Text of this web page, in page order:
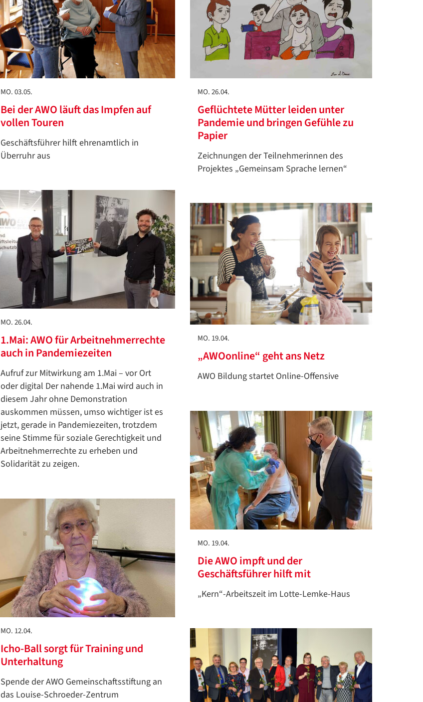
MO. 03.05.
Bei der AWO läuft das Impfen auf
vollen Touren
Geschäftsführer hilft ehrenamtlich in
Überruhr aus
MO. 26.04.
Geflüchtete Mütter leiden unter
Pandemie und bringen Gefühle zu
Papier
Zeichnungen der Teilnehmerinnen des
Projektes „Gemeinsam Sprache lernen“
MO. 26.04.
1.Mai: AWO für Arbeitnehmerrechte
auch in Pandemiezeiten
Aufruf zur Mitwirkung am 1.Mai – vor Ort
oder digital Der nahende 1.Mai wird auch in
diesem Jahr ohne Demonstration
auskommen müssen, umso wichtiger ist es
jetzt, gerade in Pandemiezeiten, trotzdem
seine Stimme für soziale Gerechtigkeit und
Arbeitnehmerrechte zu erheben und
Solidarität zu zeigen.
MO. 19.04.
„AWOonline“ geht ans Netz
AWO Bildung startet Online-Offensive
MO. 19.04.
Die AWO impft und der
Geschäftsführer hilft mit
„Kern“-Arbeitszeit im Lotte-Lemke-Haus
MO. 12.04.
Icho-Ball sorgt für Training und
Unterhaltung
Spende der AWO Gemeinschaftsstiftung an
das Louise-Schroeder-Zentrum